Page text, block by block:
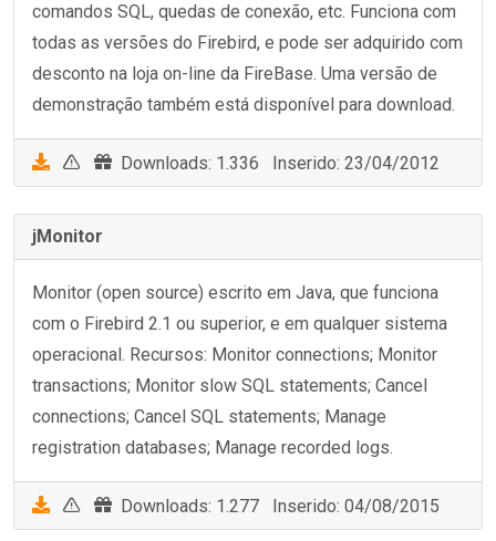
comandos SQL, quedas de conexão, etc. Funciona com
todas as versões do Firebird, e pode ser adquirido com
desconto na loja on-line da FireBase. Uma versão de
demonstração também está disponível para download.
Downloads: 1.336 Inserido: 23/04/2012
jMonitor
Monitor (open source) escrito em Java, que funciona
com o Firebird 2.1 ou superior, e em qualquer sistema
operacional. Recursos: Monitor connections; Monitor
transactions; Monitor slow SQL statements; Cancel
connections; Cancel SQL statements; Manage
registration databases; Manage recorded logs.
Downloads: 1.277 Inserido: 04/08/2015